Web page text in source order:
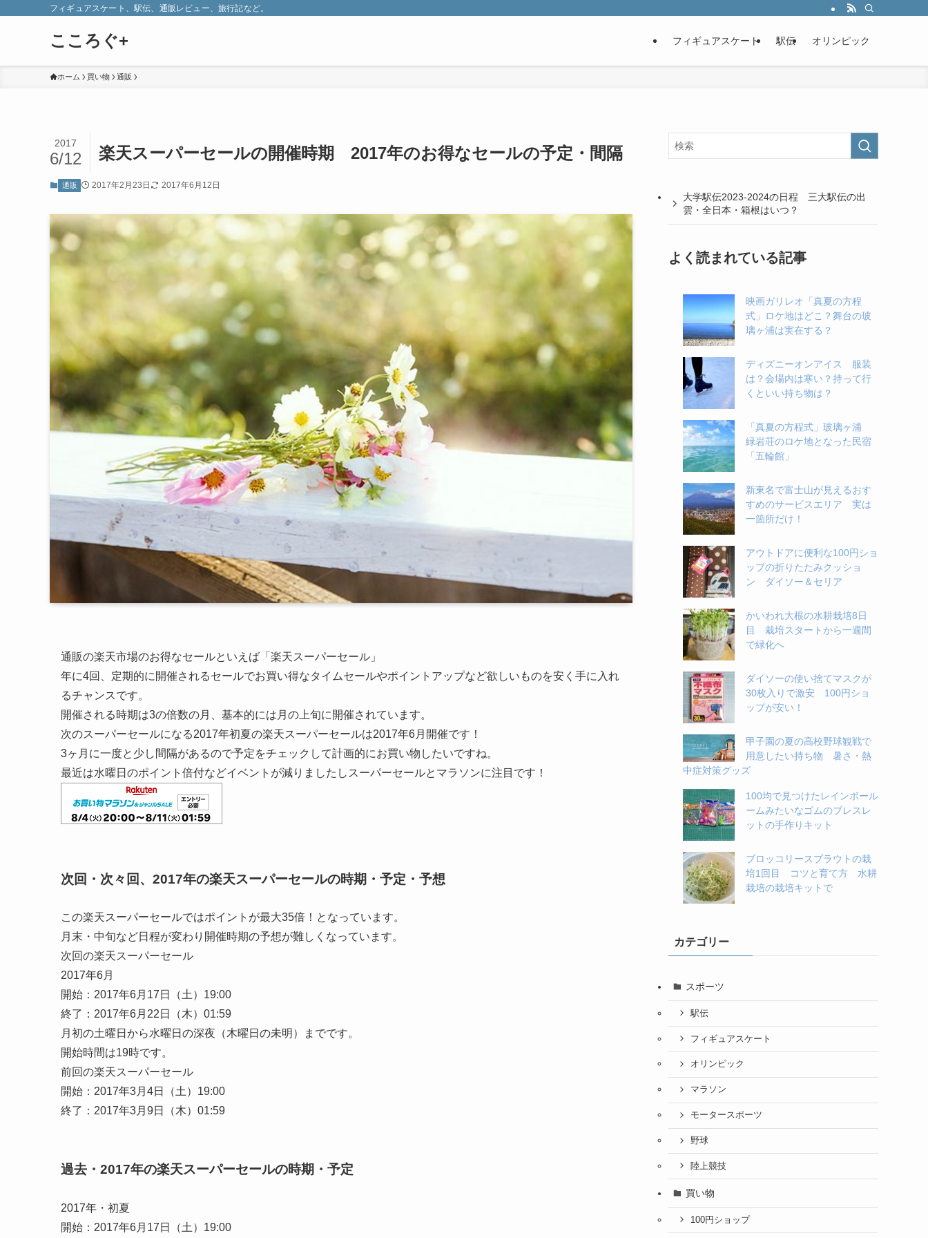
フィギュアスケート、駅伝、通販レビュー、旅行記など。
こころぐ+ フィギュアスケート 駅伝 オリンピック
ホーム 買い物 通販
楽天スーパーセールの開催時期 2017年のお得なセールの予定・間隔
2017
6/12
通販 2017年2月23日 2017年6月12日
通販の楽天市場のお得なセールといえば「楽天スーパーセール」
年に4回、定期的に開催されるセールでお買い得なタイムセールやポイントアップなど欲しいものを安く手に入れ
るチャンスです。
開催される時期は3の倍数の月、基本的には月の上旬に開催されています。
次のスーパーセールになる2017年初夏の楽天スーパーセールは2017年6月開催です！
3ヶ月に一度と少し間隔があるので予定をチェックして計画的にお買い物したいですね。
最近は水曜日のポイント倍付などイベントが減りましたしスーパーセールとマラソンに注目です！
次回・次々回、2017年の楽天スーパーセールの時期・予定・予想
この楽天スーパーセールではポイントが最大35倍！となっています。
月末・中旬など日程が変わり開催時期の予想が難しくなっています。
次回の楽天スーパーセール
2017年6月
開始：2017年6月17日（土）19:00
終了：2017年6月22日（木）01:59
月初の土曜日から水曜日の深夜（木曜日の未明）までです。
開始時間は19時です。
前回の楽天スーパーセール
開始：2017年3月4日（土）19:00
終了：2017年3月9日（木）01:59
過去・2017年の楽天スーパーセールの時期・予定
2017年・初夏
開始：2017年6月17日（土）19:00
大学駅伝2023-2024の日程 三大駅伝の出
雲・全日本・箱根はいつ？
よく読まれている記事
映画ガリレオ「真夏の方程
式」ロケ地はどこ？舞台の玻
璃ヶ浦は実在する？
ディズニーオンアイス 服装
は？会場内は寒い？持って行
くといい持ち物は？
「真夏の方程式」玻璃ヶ浦
緑岩荘のロケ地となった民宿
「五輪館」
新東名で富士山が見えるおす
すめのサービスエリア 実は
一箇所だけ！
アウトドアに便利な100円ショ
ップの折りたたみクッショ
ン ダイソー＆セリア
かいわれ大根の水耕栽培8日
目 栽培スタートから一週間
で緑化へ
ダイソーの使い捨てマスクが
30枚入りで激安 100円ショ
ップが安い！
甲子園の夏の高校野球観戦で
用意したい持ち物 暑さ・熱
中症対策グッズ
100均で見つけたレインボール
ームみたいなゴムのブレスレ
ットの手作りキット
ブロッコリースプラウトの栽
培1回目 コツと育て方 水耕
栽培の栽培キットで
カテゴリー
スポーツ
駅伝
フィギュアスケート
オリンピック
マラソン
モータースポーツ
野球
陸上競技
買い物
100円ショップ